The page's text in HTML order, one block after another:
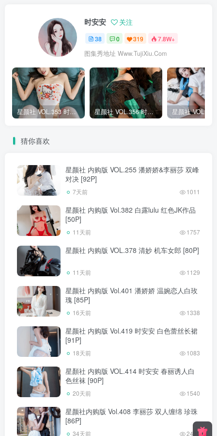
时安安 关注
38 0 319 7.8W+
图集秀地址 Www.TujiXiu.Com
星颜社 VOL.353 时安安 [77P] 星颜社 VOL.356 时安安 [76P]
猜你喜欢
星颜社 内购版 VOL.255 潘娇娇&李丽莎 双峰
对决 [92P]
7天前 1011
星颜社 内购版 Vol.382 白露lulu 红色JK作品
[50P]
11天前 1757
星颜社 内购版 VOL.378 清妙 机车女郎 [80P]
11天前 1129
星颜社 内购版 Vol.401 潘娇娇 温婉恋人白玫
瑰 [85P]
16天前 1338
星颜社 内购版 Vol.419 时安安 白色蕾丝长裙
[91P]
18天前 1083
星顏社 内购版 VOL.414 时安安 春丽诱人白
色丝袜 [90P]
20天前 1540
星颜社内购版 Vol.408 李丽莎 双人缠绵 珍珠
[86P]
34天前 2491